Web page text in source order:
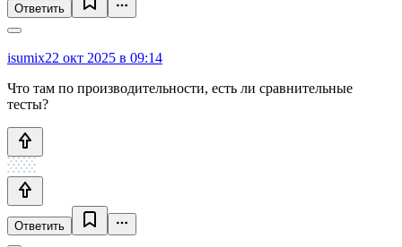
Ответить
isumix22 окт 2025 в 09:14
Что там по производительности, есть ли сравнительные
тесты?
Ответить